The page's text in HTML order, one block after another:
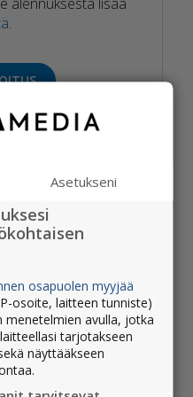
.
Asetukseni
osapuolen myyjää
osoite, laitteen tunniste)
menetelmien avulla, jotka
tarjotakseen
näyttääkseen